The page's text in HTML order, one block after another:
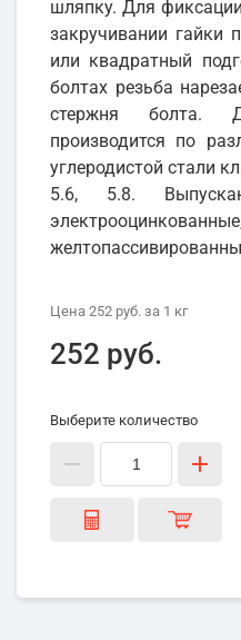
шляпку. Для
закручивании гайки
или квадратный
болтах резьба
стержня болта.
производится по
углеродистой стали
5.6, 5.8.
Цена 252 руб. за 1 кг
252 руб.
Выберите количество